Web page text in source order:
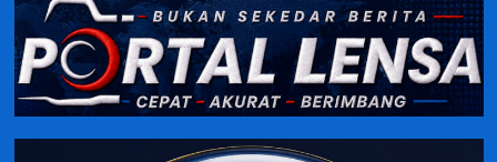
SIBER